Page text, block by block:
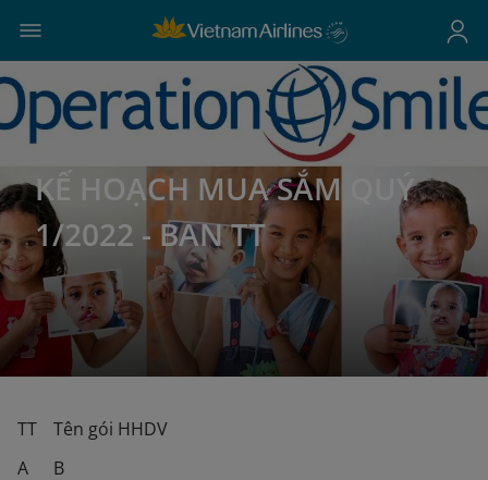
KẾ HOẠCH MUA SẮM QUÝ
1/2022 - BAN TT
TT
Tên gói HHDV
A
B